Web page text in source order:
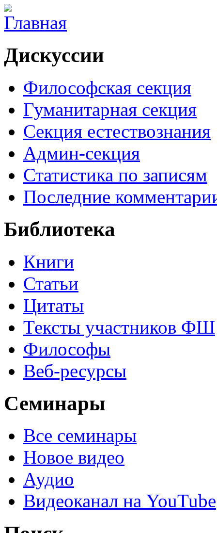
Дискуссии
Философская секция
Гуманитарная секция
Секция естествознания
Админ-секция
Статистика по записям
Последние
Библиотека
Книги
Статьи
Цитаты
Тексты участников ФШ
Философы
Веб-ресурсы
Семинары
Все семинары
Новое видео
Аудио
Видеоканал на YouTube